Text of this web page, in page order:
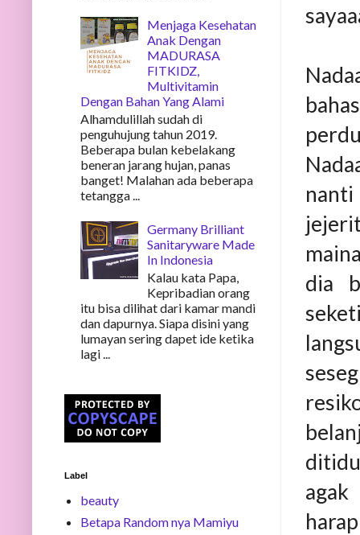
dia
Menjaga Kesehatan
Anak Dengan
MADURASA
FITKIDZ,
Multivitamin
Dengan Bahan Yang Alami
Alhamdulillah sudah di
penguhujung tahun 2019.
Beberapa bulan kebelakang
beneran jarang hujan, panas
banget! Malahan ada beberapa
tetangga ...
Germany Brilliant
Sanitaryware Made
In Indonesia
Kalau kata Papa,
Kepribadian orang
itu bisa dilihat dari kamar mandi
dan dapurnya. Siapa disini yang
lumayan sering dapet ide ketika
lagi ...
Label
beauty
Betapa Random nya Mamiyu